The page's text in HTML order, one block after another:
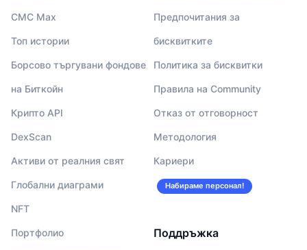
CMC Max
Топ истории
Борсово търгувани фондове
на Биткойн
Крипто API
DexScan
Активи от реалния свят
Глобални диаграми
NFT
Портфолио
Предпочитания за
бисквитките
Политика за бисквитки
Правила на Community
Отказ от отговорност
Методология
Кариери
Набираме персонал!
Поддръжка